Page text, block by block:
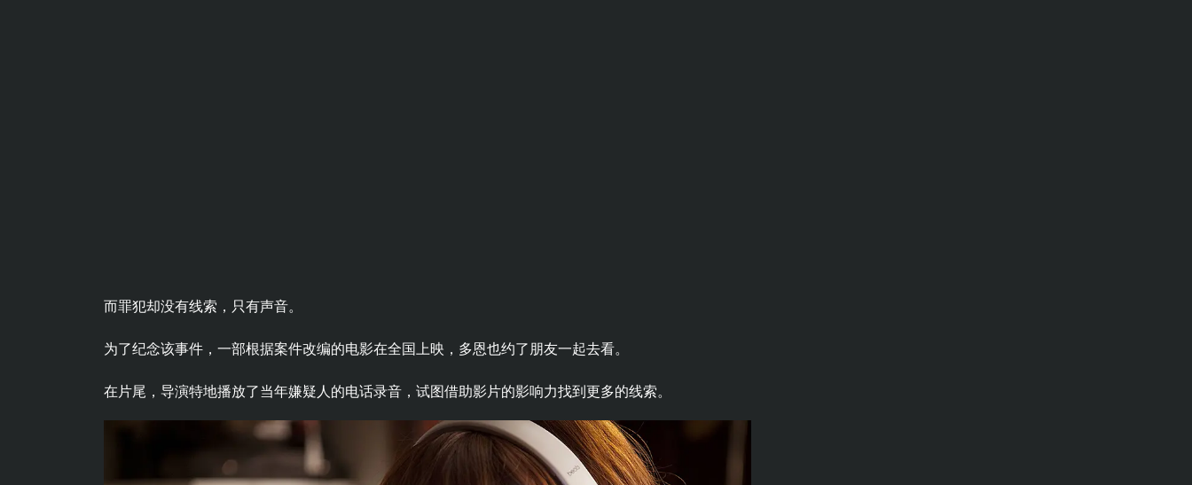
而罪犯却没有线索，只有声音。
为了纪念该事件，一部根据案件改编的电影在全国上映，多恩也约了朋友一起去看。
在片尾，导演特地播放了当年嫌疑人的电话录音，试图借助影片的影响力找到更多的线索。